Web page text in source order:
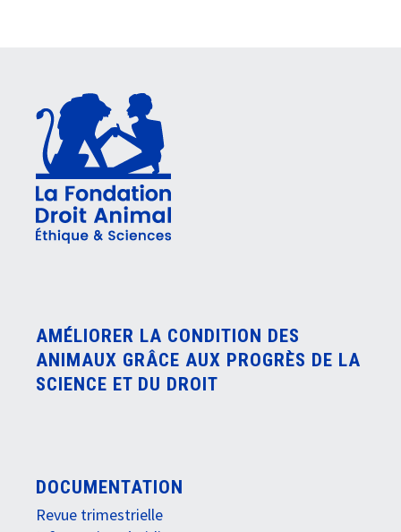
AMÉLIORER LA CONDITION DES
ANIMAUX GRÂCE AUX PROGRÈS DE LA
SCIENCE ET DU DROIT
DOCUMENTATION
Revue trimestrielle